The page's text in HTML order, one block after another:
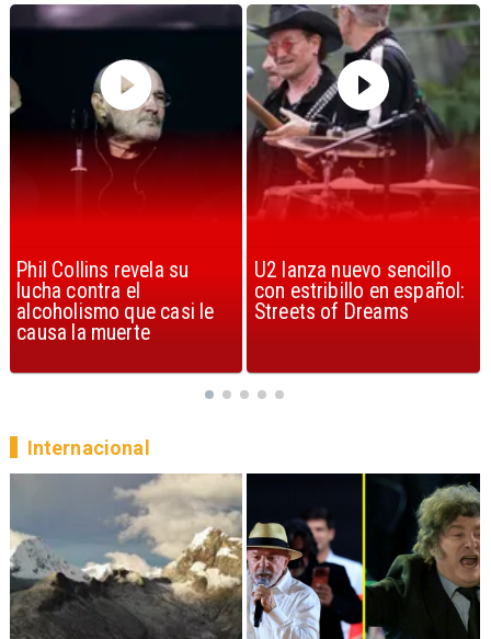
U2 lanza nuevo sencillo
con estribillo en español:
Streets of Dreams
“Africa” de Toto es
considerada la mejor
canción, según la ciencia
Internacional